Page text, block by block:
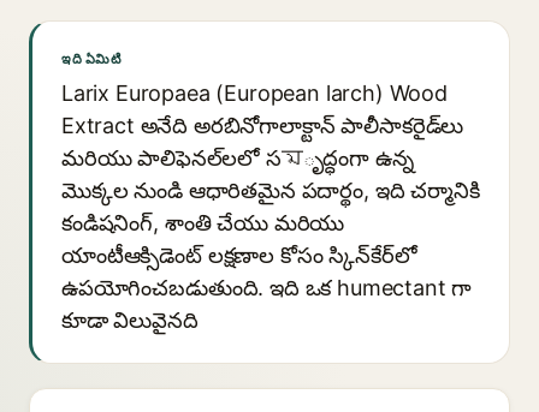
ఇది ఏమిటి
Larix Europaea (European larch) Wood
Extract అనేది అరబినోగాలాక్టాన్ పాలీసాకరైడ్‌లు
మరియు పాలిఫెనల్‌లలో సমృద్ధంగా ఉన్న
మొక్కల నుండి ఆధారితమైన పదార్థం, ఇది చర్మానికి
కండిషనింగ్, శాంతి చేయు మరియు
యాంటీఆక్సిడెంట్ లక్షణాల కోసం స్కిన్‌కేర్‌లో
ఉపయోగించబడుతుంది. ఇది ఒక humectant గా
కూడా విలువైనది